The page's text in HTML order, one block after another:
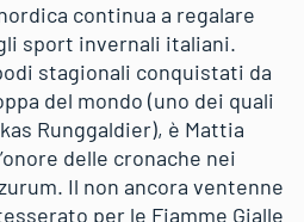
continua a regalare
sport invernali italiani.
stagionali conquistati da
del mondo (uno dei quali
Runggaldier), è Mattia
delle cronache nei
Il non ancora ventenne
per le Fiamme Gialle